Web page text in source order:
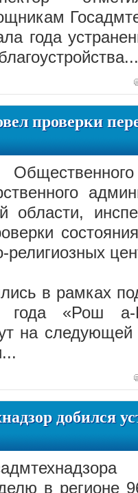
года
проверки
области,
религиозных
в рамках
года «Рош
на
добился
в регионе